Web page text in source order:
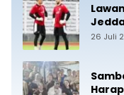
26 Juli